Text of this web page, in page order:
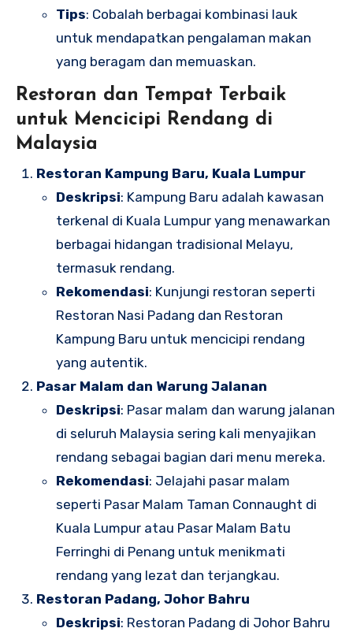
Tips: Cobalah berbagai kombinasi lauk
untuk mendapatkan pengalaman makan
yang beragam dan memuaskan.
Restoran dan Tempat Terbaik
untuk Mencicipi Rendang di
Malaysia
Restoran Kampung Baru, Kuala Lumpur
Deskripsi: Kampung Baru adalah kawasan
terkenal di Kuala Lumpur yang menawarkan
berbagai hidangan tradisional Melayu,
termasuk rendang.
Rekomendasi: Kunjungi restoran seperti
Restoran Nasi Padang dan Restoran
Kampung Baru untuk mencicipi rendang
yang autentik.
Pasar Malam dan Warung Jalanan
Deskripsi: Pasar malam dan warung jalanan
di seluruh Malaysia sering kali menyajikan
rendang sebagai bagian dari menu mereka.
Rekomendasi: Jelajahi pasar malam
seperti Pasar Malam Taman Connaught di
Kuala Lumpur atau Pasar Malam Batu
Ferringhi di Penang untuk menikmati
rendang yang lezat dan terjangkau.
Restoran Padang, Johor Bahru
Deskripsi: Restoran Padang di Johor Bahru